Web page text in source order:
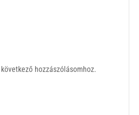
hozzászólásomhoz.